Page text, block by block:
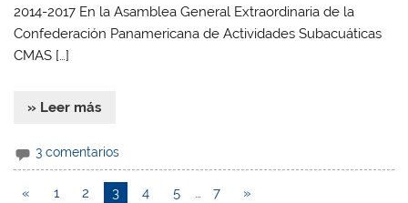
2014-2017 En la Asamblea General Extraordinaria de la
Confederación Panamericana de Actividades Subacuáticas
CMAS […]
» Leer más
3 comentarios
« 1 2 3 4 5 … 7 »